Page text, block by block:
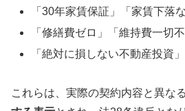
「30年家賃保証」「家賃下落
「修繕費ゼロ」「維持費一切不
「絶対に損しない不動産投資」
これらは、実際の契約内容と異な